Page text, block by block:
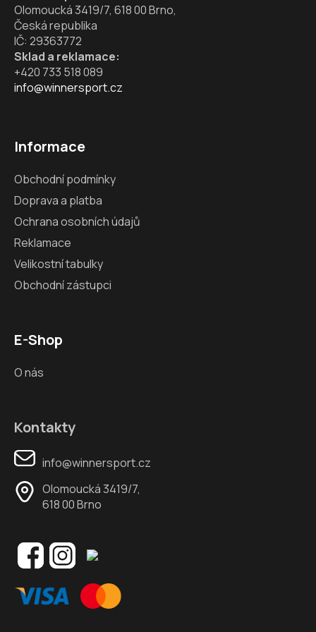
Olomoucká 3419/7, 618 00 Brno,
Česká republika
IČ: 29363772
Sklad a reklamace:
+420 733 518 089
info@winnersport.cz
Informace
Obchodní podmínky
Doprava a platba
Ochrana osobních údajů
Reklamace
Velikostní tabulky
Obchodní zástupci
E-Shop
O nás
Kontakty
info@winnersport.cz
Olomoucká 3419/7,
618 00 Brno